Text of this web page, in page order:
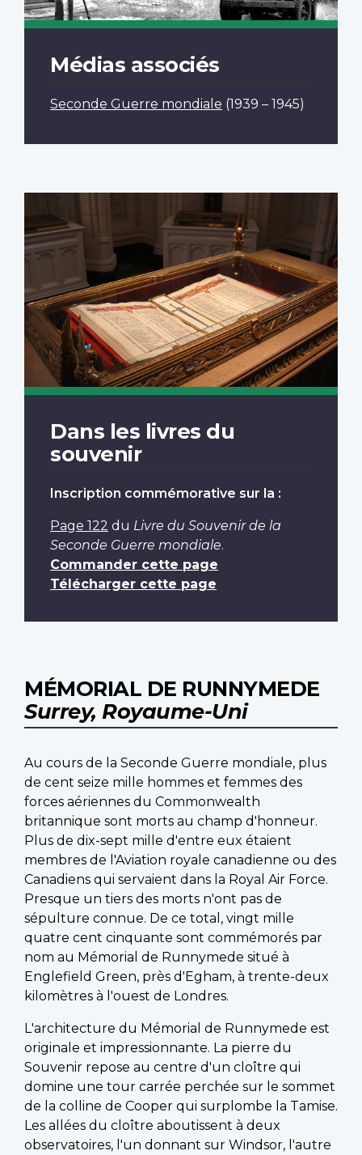
Médias associés
Seconde Guerre mondiale (1939 – 1945)
Dans les livres du
souvenir
Inscription commémorative sur la :
Page 122 du Livre du Souvenir de la
Seconde Guerre mondiale.
Commander cette page
Télécharger cette page
MÉMORIAL DE RUNNYMEDE
Surrey, Royaume-Uni
Au cours de la Seconde Guerre mondiale, plus
de cent seize mille hommes et femmes des
forces aériennes du Commonwealth
britannique sont morts au champ d'honneur.
Plus de dix-sept mille d'entre eux étaient
membres de l'Aviation royale canadienne ou des
Canadiens qui servaient dans la Royal Air Force.
Presque un tiers des morts n'ont pas de
sépulture connue. De ce total, vingt mille
quatre cent cinquante sont commémorés par
nom au Mémorial de Runnymede situé à
Englefield Green, près d'Egham, à trente-deux
kilomètres à l'ouest de Londres.
L'architecture du Mémorial de Runnymede est
originale et impressionnante. La pierre du
Souvenir repose au centre d'un cloître qui
domine une tour carrée perchée sur le sommet
de la colline de Cooper qui surplombe la Tamise.
Les allées du cloître aboutissent à deux
observatoires, l'un donnant sur Windsor, l'autre